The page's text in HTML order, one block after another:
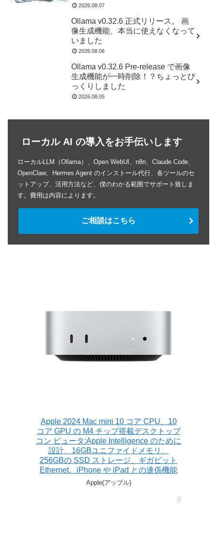
2026.08.07
Ollama v0.32.6 正式リリース。 画
像生成機能、本当に使えなくなって
いました
2026.08.06
Ollama v0.32.6 Pre-release で画像
生成機能が一時削除！？ちょっとび
っくりしました
2026.08.05
ローカル AI の導入をお手伝いします
ローカルLLM（Ollama）、Open WebUI、n8n、Claude Code、
OpenClaw、Hermes Agent のインストール代行、各ツールのセ
ットアップ、活用方法など、僕のわかる範囲でサポート致しま
す。費用は内容によります。
ご相談はこちら
Apple 2024 Mac mini 10 コア CPU、10
コア GPU の M4 チップ搭載デスクトップ
コン ピュータ:Apple Intelligence のために
設計、16GBユニファイドメモリ、
256GBの SSD ストレージ、ギガビット
Ethernet。iPhone や iPad との連係機能
Apple(アップル)